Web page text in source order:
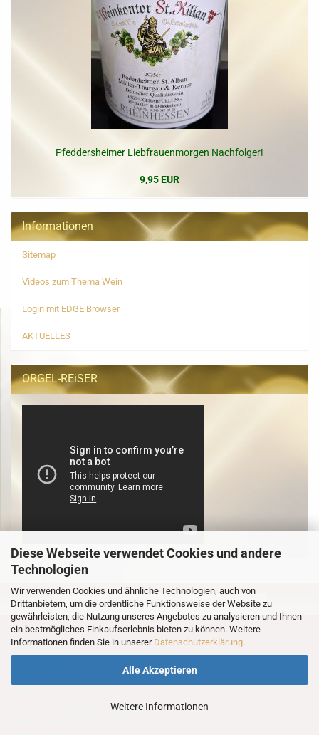
Diese Webseite verwendet Cookies und andere
Technologien
Wir verwenden Cookies und ähnliche Technologien, auch von
Drittanbietern, um die ordentliche Funktionsweise der Website zu
gewährleisten, die Nutzung unseres Angebotes zu analysieren und Ihnen
ein bestmögliches Einkaufserlebnis bieten zu können. Weitere
Informationen finden Sie in unserer Datenschutzerklärung.
Alle Akzeptieren
Weitere Informationen
Pfeddersheimer Liebfrauenmorgen Nachfolger!
9,95 EUR
Informationen
Sitemap
Videos zum Thema Wein
Login mit EDGE Browser
AKTUELLES
ORGEL-REiSER
INFO, HILFE & BESTELLUNG: 0421 - 56 30 53
MEHR ÜBER...
Versand- & Zahlungsbedingungen